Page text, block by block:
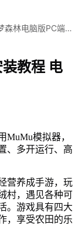
森林电脑版PC端
教程 电
MuMu模拟器，
、多开运行、高
营养成手游，玩
村，遇见各种可
。游戏具有四大
，享受农田的乐